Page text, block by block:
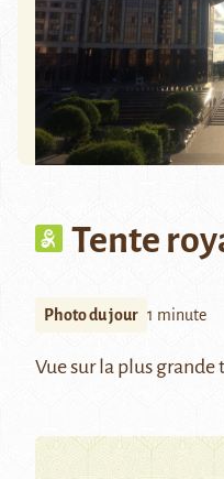
Tente
Photo du jour 1 minute
Vue sur la plus grande